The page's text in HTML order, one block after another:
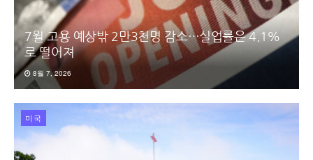
7월 고용 예상밖 2만3천명 감소…실업률은 4.1%
로 떨어져
8월 7, 2026
미국